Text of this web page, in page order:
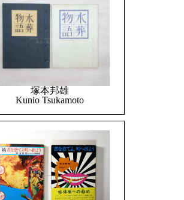
塚本邦雄
Kunio Tsukamoto